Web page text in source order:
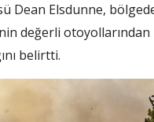
Dean Elsdunne,
değerli otoyollarından
belirtti.